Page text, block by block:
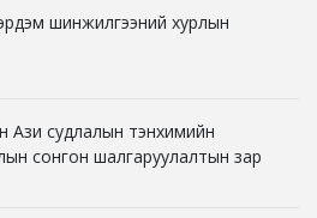
шинжилгээний хурлын
Ази судлалын тэнхимийн
сонгон шалгаруулалтын зар